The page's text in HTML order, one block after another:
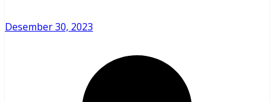
Desember 30, 2023